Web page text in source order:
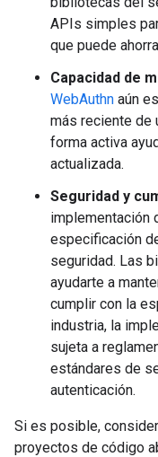
APIs simples
que puede
Capacidad de
WebAuthn aún
más reciente de
forma activa
actualizada.
Seguridad y
implementación
especificación
seguridad. Las
ayudarte a
cumplir con la
industria, la
sujeta a
estándares de
autenticación.
Si es posible,
proyectos de código